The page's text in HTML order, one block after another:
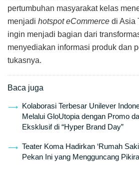
pertumbuhan masyarakat kelas
menjadi hotspot eCommerce di Asia
ingin menjadi bagian dari
menyediakan informasi produk dan
tukasnya.
Baca juga
Kolaborasi Terbesar Unilever
Melalui GloUtopia dengan Promo
Eksklusif di “Hyper Brand Day”
Teater Koma Hadirkan ‘Rumah
Pekan Ini yang Mengguncang